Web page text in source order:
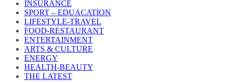
INSURANCE
SPORT – EDUACATION
LIFESTYLE​-TRAVEL​
FOOD-RESTAURANT
ENTERTAINMENT
ARTS & CULTURE
ENERGY
HEALTH​-BEAUTY
THE LATEST